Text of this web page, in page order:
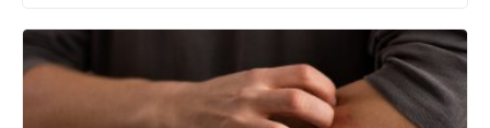
geçmeliyiz’ uyarısında bulunuyor